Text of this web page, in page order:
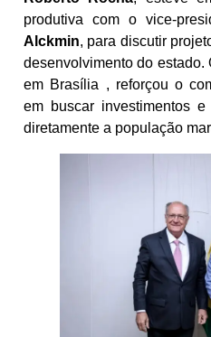
produtiva com o vice-
Alckmin, para discutir
desenvolvimento do estado.
em Brasília , reforçou o
em buscar investimentos
diretamente a população